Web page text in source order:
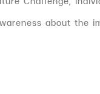
about the